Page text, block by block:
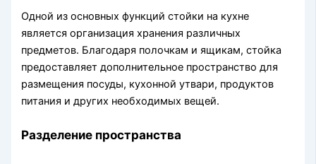
Одной из основных функций стойки на кухне
является организация хранения различных
предметов. Благодаря полочкам и ящикам, стойка
предоставляет дополнительное пространство для
размещения посуды, кухонной утвари, продуктов
питания и других необходимых вещей.
Разделение пространства